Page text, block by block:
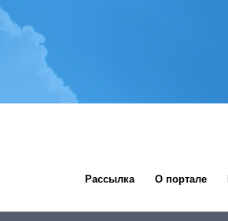
Рассылка О портале